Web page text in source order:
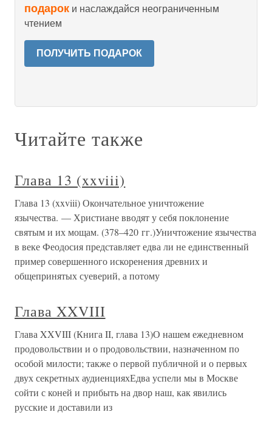
подарок и наслаждайся неограниченным
чтением
ПОЛУЧИТЬ ПОДАРОК
Читайте также
Глава 13 (xxviii)
Глава 13 (xxviii) Окончательное уничтожение
язычества. — Христиане вводят у себя поклонение
святым и их мощам. (378–420 гг.)Уничтожение язычества
в веке Феодосия представляет едва ли не единственный
пример совершенного искоренения древних и
общепринятых суеверий, а потому
Глава XXVIII
Глава XXVIII (Книга II, глава 13)О нашем ежедневном
продовольствии и о продовольствии, назначенном по
особой милости; также о первой публичной и о первых
двух секретных аудиенцияхЕдва успели мы в Москве
сойти с коней и прибыть на двор наш, как явились
русские и доставили из